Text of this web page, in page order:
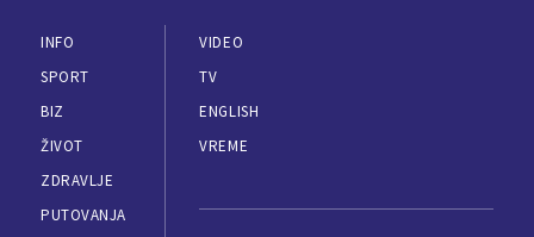
INFO
SPORT
BIZ
ŽIVOT
ZDRAVLJE
PUTOVANJA
VIDEO
TV
ENGLISH
VREME